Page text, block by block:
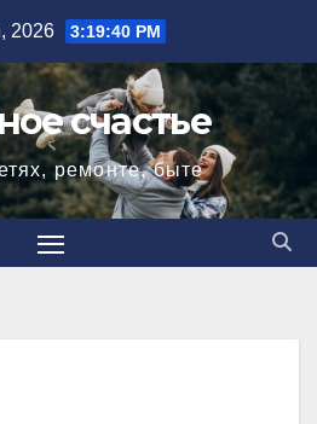
2026 3:19:41 PM
счастье
ремонте, быте